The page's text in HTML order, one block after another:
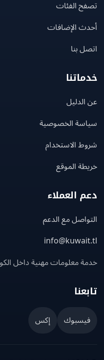
الفئات
الإضافات
بنا
الخصوصية
الاستخدام
الموقع
العملاء
مع الدعم
معلومات مهنية داخل الكويت
إكس